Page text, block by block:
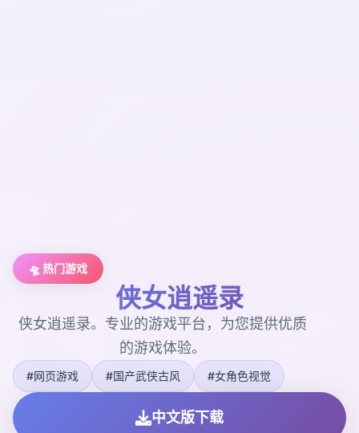
🛸 热门游戏
侠女逍遥录
侠女逍遥录。专业的游戏平台，为您提供优质
的游戏体验。
#网页游戏 #国产武侠古风 #女角色视觉
中文版下载